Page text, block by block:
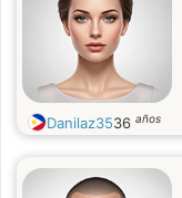
Danilaz3536 años